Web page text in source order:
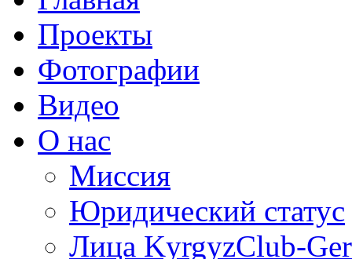
Проекты
Фотографии
Видео
О нас
Миссия
Юридический статус
Лица KyrgyzClub-